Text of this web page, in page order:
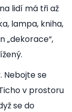
lidí má tři až
lampa, kniha,
„dekorace“,
Nebojte se
v prostoru
se do